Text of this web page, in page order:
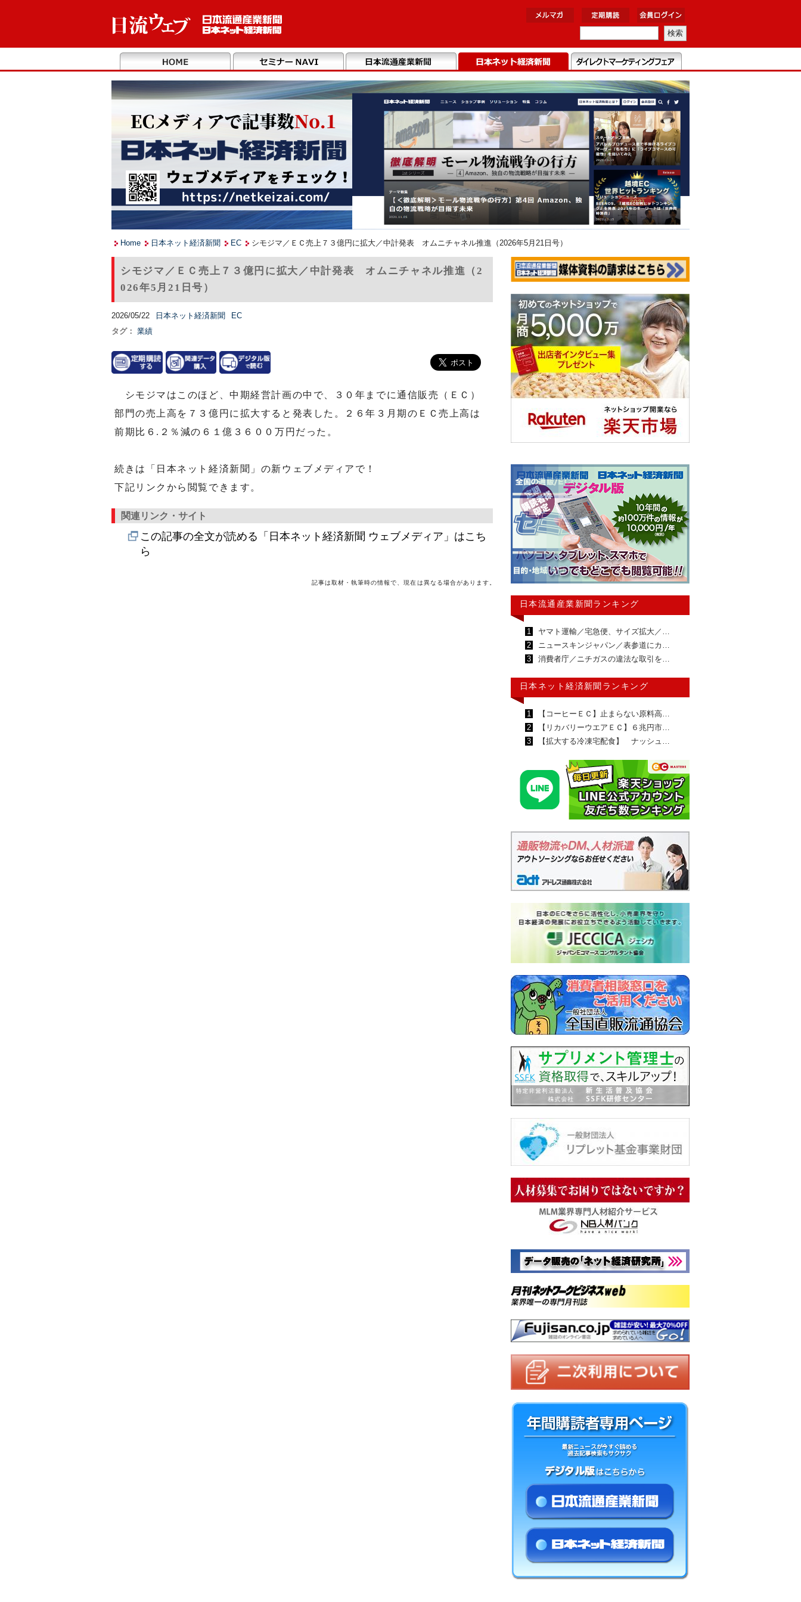
Home 日本ネット経済新聞 EC シモジマ／ＥＣ売上７３億円に拡大／中計発表 オムニチャネル推進（2026年5月21日号）
シモジマ／ＥＣ売上７３億円に拡大／中計発表 オムニチャネル推進（2
026年5月21日号）
2026/05/22 日本ネット経済新聞
EC
タグ： 業績
シモジマはこのほど、中期経営計画の中で、３０年までに通信販売（ＥＣ）
部門の売上高を７３億円に拡大すると発表した。２６年３月期のＥＣ売上高は
前期比６.２％減の６１億３６００万円だった。
続きは「日本ネット経済新聞」の新ウェブメディアで！
下記リンクから閲覧できます。
関連リンク・サイト
この記事の全文が読める「日本ネット経済新聞 ウェブメディア」はこち
ら
記事は取材・執筆時の情報で、現在は異なる場合があります。
日本流通産業新聞ランキング
1
ヤマト運輸／宅急便、サイズ拡大／…
2
ニュースキンジャパン／表参道にカ…
3
消費者庁／ニチガスの違法な取引を…
日本ネット経済新聞ランキング
1
【コーヒーＥＣ】止まらない原料高…
2
【リカバリーウエアＥＣ】６兆円市…
3
【拡大する冷凍宅配食】 ナッシュ…